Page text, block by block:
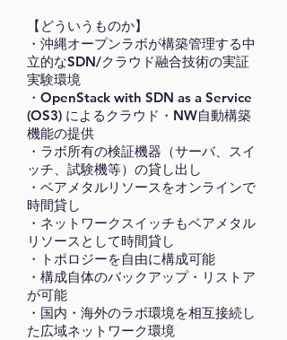
【どういうものか】
・沖縄オープンラボが構築管理する中
立的なSDN/クラウド融合技術の実証
実験環境
・OpenStack with SDN as a Service
(OS3) によるクラウド・NW自動構築
機能の提供
・ラボ所有の検証機器（サーバ、スイ
ッチ、試験機等）の貸し出し
・ベアメタルリソースをオンラインで
時間貸し
・ネットワークスイッチもベアメタル
リソースとして時間貸し
・トポロジーを自由に構成可能
・構成自体のバックアップ・リストア
が可能
・国内・海外のラボ環境を相互接続し
た広域ネットワーク環境